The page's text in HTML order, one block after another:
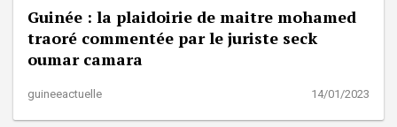
Guinée : la plaidoirie de maitre mohamed
traoré commentée par le juriste seck
oumar camara
guineeactuelle 14/01/2023